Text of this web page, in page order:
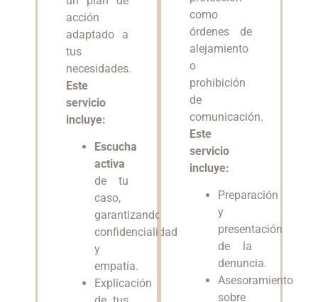
acción
adaptado a
tus
necesidades.
Este
servicio
incluye:
Escucha
activa
de tu
caso,
garantizando
confidencialidad
y
empatía.
Explicación
como
órdenes de
alejamiento
o
prohibición
de
comunicación.
Este
servicio
incluye:
Preparación
y
presentación
de la
denuncia.
Asesoramiento
sobre